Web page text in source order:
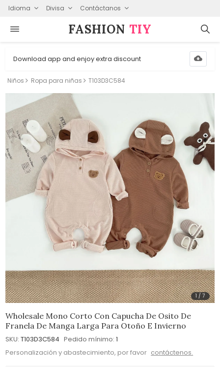
Idioma Divisa Contáctanos
FASHION⁠ TIY
Download app and enjoy extra discount
Niños Ropa para niñas T103D3C584
1 /7
Wholesale Mono Corto Con Capucha De Osito De
Franela De Manga Larga Para Otoño E Invierno
SKU: T103D3C584 Pedido mínimo: 1
Personalización y abastecimiento, por favor contáctenos.